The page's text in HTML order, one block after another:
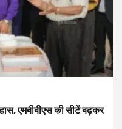
एमबीबीएस की सीटें बढ़कर